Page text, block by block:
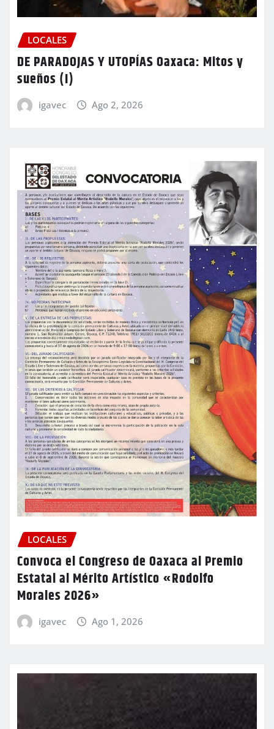
LOCALES
DE PARADOJAS Y UTOPÍAS Oaxaca: Mitos y
sueños (I)
igavec Ago 2, 2026
LOCALES
Convoca el Congreso de Oaxaca al Premio
Estatal al Mérito Artístico «Rodolfo
Morales 2026»
igavec Ago 1, 2026